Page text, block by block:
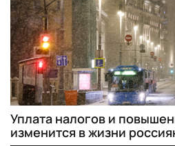
Уплата налогов и
изменится в жизни